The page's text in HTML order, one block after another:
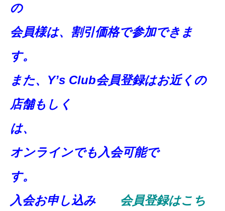
会員様は、割引価格で参加できま
また、Y’s Club会員登録はお近くの
店舗もしく
は
オンラインでも入会可能で
す
入会お申し込み
会員登録はこち